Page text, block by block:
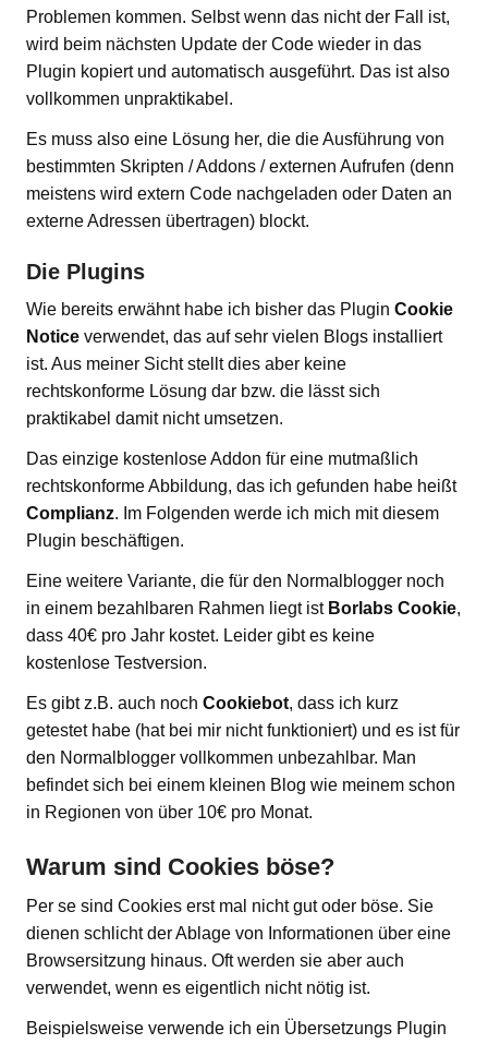
Problemen kommen. Selbst wenn das nicht der Fall ist,
wird beim nächsten Update der Code wieder in das
Plugin kopiert und automatisch ausgeführt. Das ist also
vollkommen unpraktikabel.
Es muss also eine Lösung her, die die Ausführung von
bestimmten Skripten / Addons / externen Aufrufen (denn
meistens wird extern Code nachgeladen oder Daten an
externe Adressen übertragen) blockt.
Die Plugins
Wie bereits erwähnt habe ich bisher das Plugin Cookie
Notice verwendet, das auf sehr vielen Blogs installiert
ist. Aus meiner Sicht stellt dies aber keine
rechtskonforme Lösung dar bzw. die lässt sich
praktikabel damit nicht umsetzen.
Das einzige kostenlose Addon für eine mutmaßlich
rechtskonforme Abbildung, das ich gefunden habe heißt
Complianz. Im Folgenden werde ich mich mit diesem
Plugin beschäftigen.
Eine weitere Variante, die für den Normalblogger noch
in einem bezahlbaren Rahmen liegt ist Borlabs Cookie,
dass 40€ pro Jahr kostet. Leider gibt es keine
kostenlose Testversion.
Es gibt z.B. auch noch Cookiebot, dass ich kurz
getestet habe (hat bei mir nicht funktioniert) und es ist für
den Normalblogger vollkommen unbezahlbar. Man
befindet sich bei einem kleinen Blog wie meinem schon
in Regionen von über 10€ pro Monat.
Warum sind Cookies böse?
Per se sind Cookies erst mal nicht gut oder böse. Sie
dienen schlicht der Ablage von Informationen über eine
Browsersitzung hinaus. Oft werden sie aber auch
verwendet, wenn es eigentlich nicht nötig ist.
Beispielsweise verwende ich ein Übersetzungs Plugin